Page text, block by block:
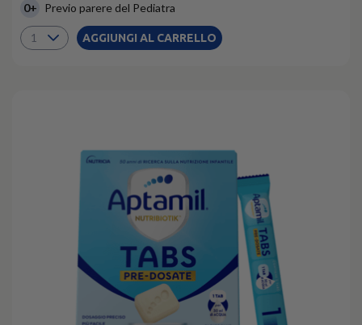
0+ Previo parere del Pediatra
AGGIUNGI AL CARRELLO